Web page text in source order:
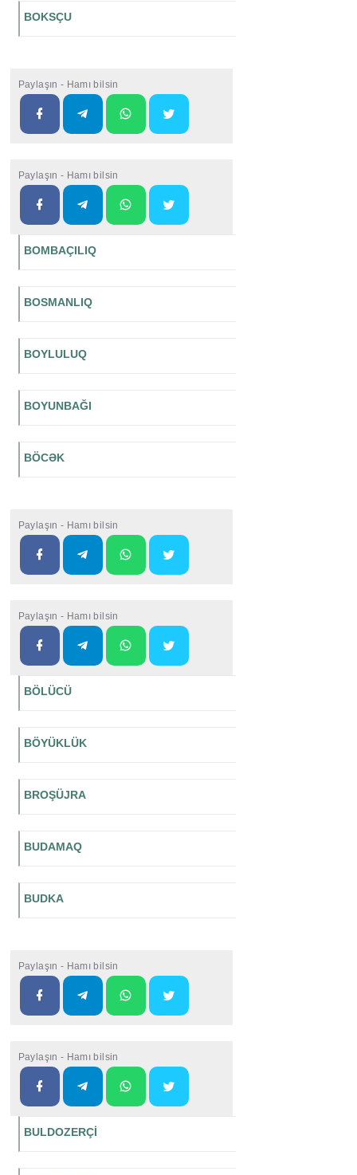
BOKSÇU
Paylaşın - Hamı bilsin
Paylaşın - Hamı bilsin
BOMBAÇILIQ
BOSMANLIQ
BOYLULUQ
BOYUNBAĞI
BÖCƏK
Paylaşın - Hamı bilsin
Paylaşın - Hamı bilsin
BÖLÜCÜ
BÖYÜKLÜK
BROŞÜJRA
BUDAMAQ
BUDKA
Paylaşın - Hamı bilsin
Paylaşın - Hamı bilsin
BULDOZERÇİ